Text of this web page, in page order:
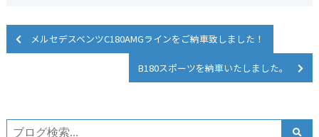
メルセデスベンツC180AMGラインをご納車致しました！
B180スポーツを納車いたしました。